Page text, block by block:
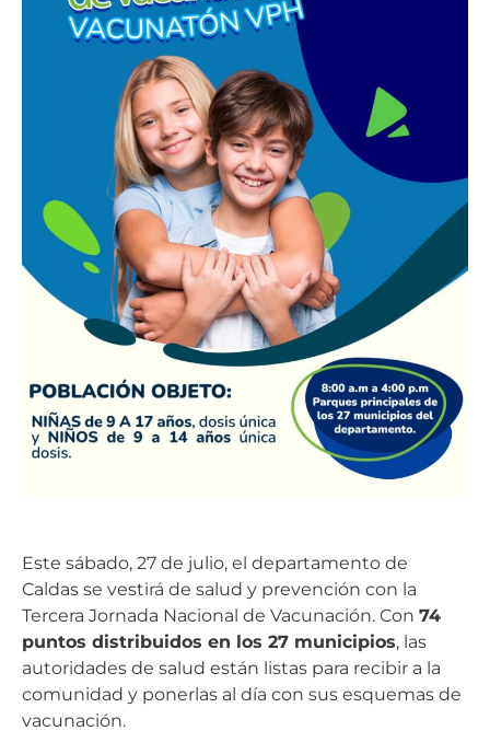
Este sábado, 27 de julio, el departamento de
Caldas se vestirá de salud y prevención con la
Tercera Jornada Nacional de Vacunación. Con 74
puntos distribuidos en los 27 municipios, las
autoridades de salud están listas para recibir a la
comunidad y ponerlas al día con sus esquemas de
vacunación.